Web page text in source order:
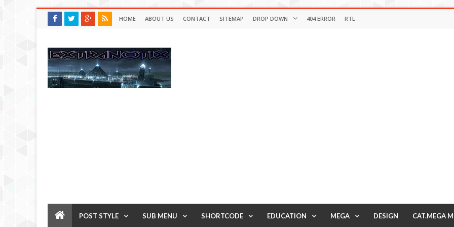
HOME ABOUT US CONTACT SITEMAP DROP DOWN 404 ERROR RTL
POST STYLE SUB MENU SHORTCODE EDUCATION MEGA DESIGN CAT.MEGA